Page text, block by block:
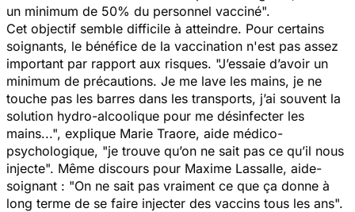
un minimum de 50% du personnel vacciné".
Cet objectif semble difficile à atteindre. Pour certains
soignants, le bénéfice de la vaccination n'est pas assez
important par rapport aux risques. "J’essaie d’avoir un
minimum de précautions. Je me lave les mains, je ne
touche pas les barres dans les transports, j’ai souvent la
solution hydro-alcoolique pour me désinfecter les
mains...", explique Marie Traore, aide médico-
psychologique, "je trouve qu’on ne sait pas ce qu’il nous
injecte". Même discours pour Maxime Lassalle, aide-
soignant : "On ne sait pas vraiment ce que ça donne à
long terme de se faire injecter des vaccins tous les ans".